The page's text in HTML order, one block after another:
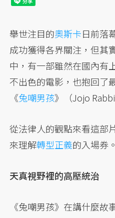
舉世注目的奧斯卡日前落
成功獲得各界關注，但其
中，有一部雖然在國內有
不出色的電影，也抱回
《兔嘲男孩》（Jojo
從法律人的觀點來看這部
來理解轉型正義的入場券。
天真視野裡的高壓統治
《兔嘲男孩》在講什麼故